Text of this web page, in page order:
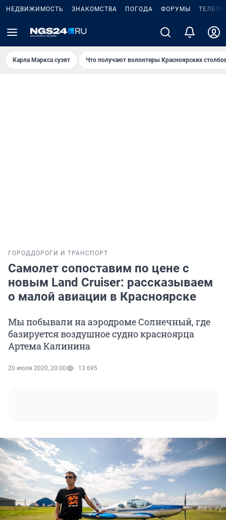
НЕДВИЖИМОСТЬ ЗНАКОМСТВА ПОГОДА ФОРУМЫ
Карла Маркса сузят Что получают волонтеры Красноярских
ГОРОДДОРОГИ И ТРАНСПОРТ
Самолет сопоставим по цене с
новым Land Cruiser: рассказываем
о малой авиации в Красноярске
Мы побывали на аэродроме Солнечный, где
базируется воздушное судно красноярца
Артема Калинина
20 июля 2020, 20:00 13 695